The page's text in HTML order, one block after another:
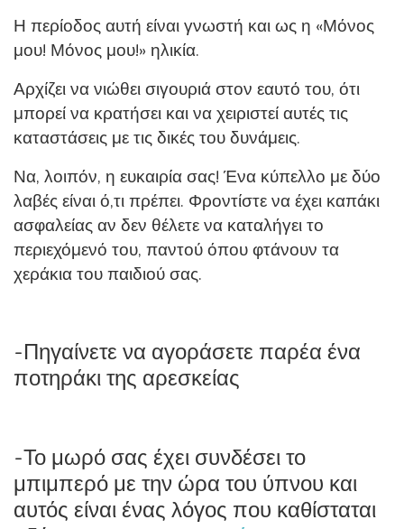
Η περίοδος αυτή είναι γνωστή και ως η «Μόνος
μου! Μόνος μου!» ηλικία.
Αρχίζει να νιώθει σιγουριά στον εαυτό του, ότι
μπορεί να κρατήσει και να χειριστεί αυτές τις
καταστάσεις με τις δικές του δυνάμεις.
Να, λοιπόν, η ευκαιρία σας! Ένα κύπελλο με δύο
λαβές είναι ό,τι πρέπει. Φροντίστε να έχει καπάκι
ασφαλείας αν δεν θέλετε να καταλήγει το
περιεχόμενό του, παντού όπου φτάνουν τα
χεράκια του παιδιού σας.
-Πηγαίνετε να αγοράσετε παρέα ένα
ποτηράκι της αρεσκείας
-Το μωρό σας έχει συνδέσει το
μπιμπερό με την ώρα του ύπνου και
αυτός είναι ένας λόγος που καθίσταται